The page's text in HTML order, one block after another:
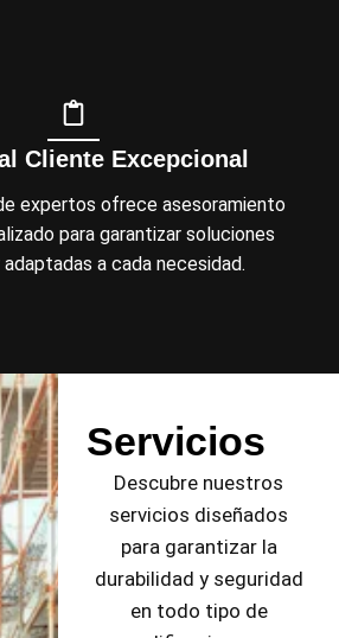
Cliente Excepcional
expertos ofrece asesoramiento
para garantizar soluciones
a cada necesidad.
Servicios
Descubre nuestros
servicios diseñados
para garantizar la
durabilidad y seguridad
en todo tipo de